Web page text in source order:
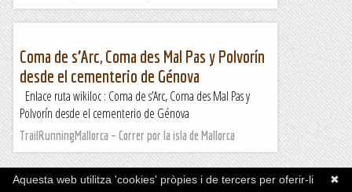
Coma de s’Arc, Coma des Mal Pas y Polvorín
desde el cementerio de Génova
Enlace ruta wikiloc : Coma de s’Arc, Coma des Mal Pas y
Polvorín desde el cementerio de Génova
TrailRunningMallorca – Correr por la isla de Mallorca
✖
Aquesta web utilitza 'cookies' pròpies i de tercers per oferir-li